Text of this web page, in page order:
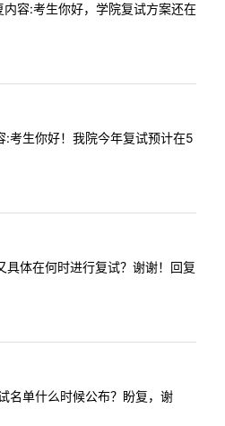
容:考生你好，学院复试方案还在
生你好！我院今年复试预计在5
体在何时进行复试？谢谢！回复
单什么时候公布？盼复，谢